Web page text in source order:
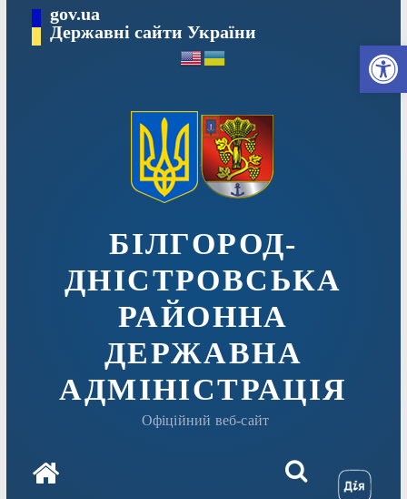
вмісту
gov.ua
Державні сайти України
БІЛГОРОД-
ДНІСТРОВСЬКА
РАЙОННА
ДЕРЖАВНА
АДМІНІСТРАЦІЯ
Офіційний веб-сайт